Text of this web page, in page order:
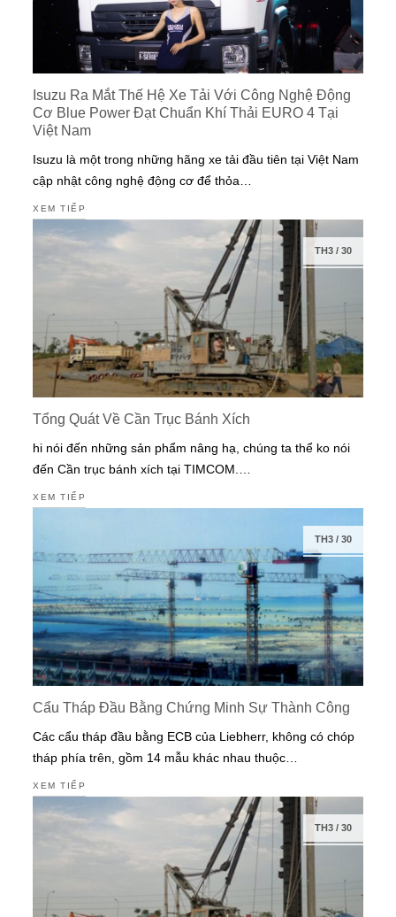
Isuzu Ra Mắt Thế Hệ Xe Tải Với Công Nghệ Động
Cơ Blue Power Đạt Chuẩn Khí Thải EURO 4 Tại
Việt Nam
Isuzu là một trong những hãng xe tải đầu tiên tại Việt Nam
cập nhật công nghệ động cơ để thỏa…
XEM TIẾP
TH3/ 30
Tổng Quát Về Cần Trục Bánh Xích
hi nói đến những sản phẩm nâng hạ, chúng ta thể ko nói
đến Cần trục bánh xích tại TIMCOM.…
XEM TIẾP
TH3/ 30
Cẩu Tháp Đầu Bằng Chứng Minh Sự Thành Công
Các cẩu tháp đầu bằng ECB của Liebherr, không có chóp
tháp phía trên, gồm 14 mẫu khác nhau thuộc…
XEM TIẾP
TH3/ 30